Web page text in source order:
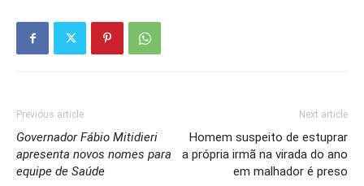
Previous article
Governador Fábio Mitidieri
apresenta novos nomes para
equipe de Saúde
Next article
Homem suspeito de estuprar
a própria irmã na virada do ano
em malhador é preso